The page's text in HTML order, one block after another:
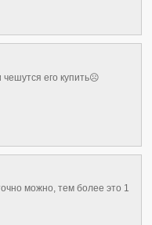
его купить☹
можно, тем более это 1